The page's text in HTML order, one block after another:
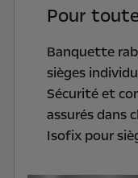
Pour
Banquette
sièges
Sécurité et
assurés dans
Isofix pour